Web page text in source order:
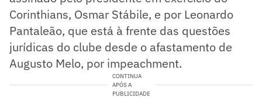
Corinthians, Osmar Stábile, e por Leonardo
Pantaleão, que está à frente das questões
jurídicas do clube desde o afastamento de
Augusto Melo, por impeachment.
CONTINUA
APÓS A
PUBLICIDADE